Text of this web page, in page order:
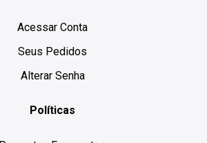
Acessar Conta
Seus Pedidos
Alterar Senha
Políticas